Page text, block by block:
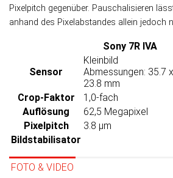
Pixel­pitch ge­gen­über. Pau­scha­li­sieren
an­hand des Pixel­ab­stan­des allein je­doch
Sony 7R IVA
Sensor
Kleinbild
Abmessungen: 35.7 x
23.8 mm
Crop-Faktor
1,0-fach
Auflösung
62,5 Megapixel
Pixelpitch
3.8 µm
Bildstabilisator
FOTO & VIDEO